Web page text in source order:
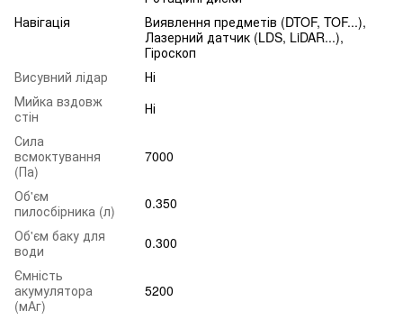
Навігація
Виявлення предметів (DTOF, TOF...),
Лазерний датчик (LDS, LiDAR...),
Гіроскоп
Висувний лідар
Ні
Мийка вздовж
стін
Ні
Сила
всмоктування
(Па)
7000
Об'єм
пилосбірника (л)
0.350
Об'єм баку для
води
0.300
Ємність
акумулятора
(мАг)
5200